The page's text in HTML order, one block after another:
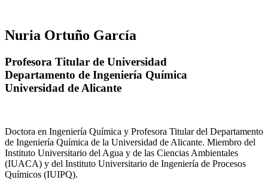
Nuria Ortuño García
Profesora Titular de Universidad
Departamento de Ingeniería Química
Universidad de Alicante
Doctora en Ingeniería Química y Profesora Titular del Departamento
de Ingeniería Química de la Universidad de Alicante. Miembro del
Instituto Universitario del Agua y de las Ciencias Ambientales
(IUACA) y del Instituto Universitario de Ingeniería de Procesos
Químicos (IUIPQ).